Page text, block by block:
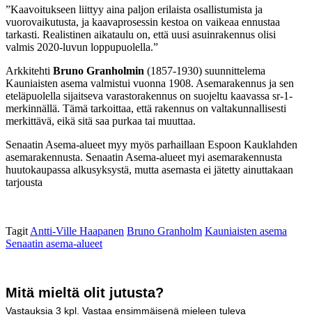
”Kaavoitukseen liittyy aina paljon erilaista osallistumista ja
vuorovaikutusta, ja kaavaprosessin kestoa on vaikeaa ennustaa
tarkasti. Realistinen aikataulu on, että uusi asuinrakennus olisi
valmis 2020-luvun loppupuolella.”
Arkkitehti Bruno Granholmin (1857-1930) suunnittelema
Kauniaisten asema valmistui vuonna 1908. Asemarakennus ja sen
eteläpuolella sijaitseva varastorakennus on suojeltu kaavassa sr-1-
merkinnällä. Tämä tarkoittaa, että rakennus on valtakunnallisesti
merkittävä, eikä sitä saa purkaa tai muuttaa.
Senaatin Asema-alueet myy myös parhaillaan Espoon Kauklahden
asemarakennusta. Senaatin Asema-alueet myi asemarakennusta
huutokaupassa alkusyksystä, mutta asemasta ei jätetty ainuttakaan
tarjousta
Tagit Antti-Ville Haapanen Bruno Granholm Kauniaisten asema
Senaatin asema-alueet
Mitä mieltä olit jutusta?
Vastauksia 3 kpl. Vastaa ensimmäisenä mieleen tuleva